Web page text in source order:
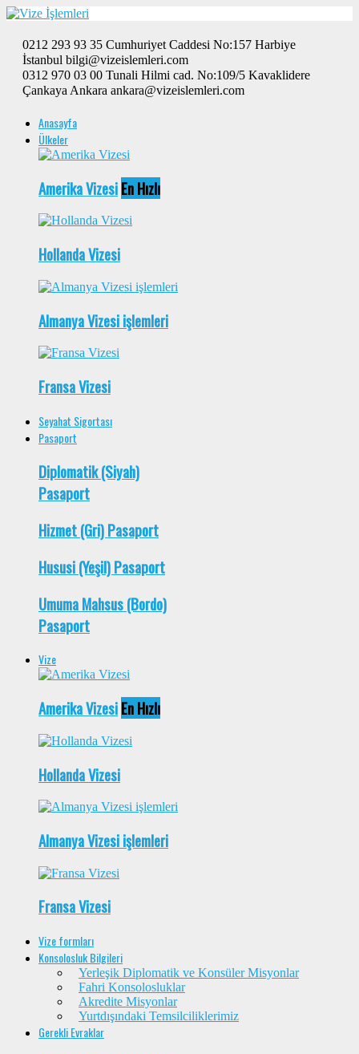
0212 293 93 35 Cumhuriyet Caddesi No:157 Harbiye
İstanbul bilgi@vizeislemleri.com
0312 970 03 00 Tunali Hilmi cad. No:109/5 Kavaklidere
Çankaya Ankara ankara@vizeislemleri.com
Anasayfa
Ülkeler
Amerika VizesiEn Hızlı
Hollanda Vizesi
Almanya Vizesi işlemleri
Fransa Vizesi
Seyahat Sigortası
Pasaport
Diplomatik (Siyah)
Pasaport
Hizmet (Gri) Pasaport
Hususi (Yeşil) Pasaport
Umuma Mahsus (Bordo)
Pasaport
Vize
Amerika VizesiEn Hızlı
Hollanda Vizesi
Almanya Vizesi işlemleri
Fransa Vizesi
Vize formları
Konsolosluk Bilgileri
Yerleşik Diplomatik ve Konsüler Misyonlar
Fahri Konsolosluklar
Akredite Misyonlar
Yurtdışındaki Temsilciliklerimiz
Gerekli Evraklar